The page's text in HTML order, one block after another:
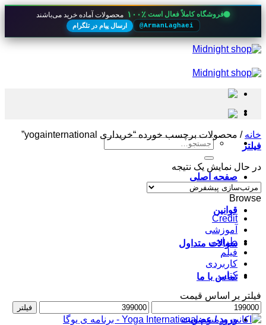
فروشگاه کاملاً فعال است ۱۰۰٪ محصولات آماده خرید می‌باشند
@ArmanLaghaei ارسال پیام در تلگرام
Skip
to
جستجو
صفحه اصلی
قوانین
سوالات متداول
تماس با ما
ورود / عضویت
خانه / محصولات برچسب خورده “خریداری yogainternational”
فیلتر
در حال نمایش یک نتیجه
Browse
Credit
آموزشی
طراحی
فیلم
کاربردی
کتاب
فیلتر بر اساس قیمت
حداقل
قیمت
حداکثر
قیمت
فیلتر